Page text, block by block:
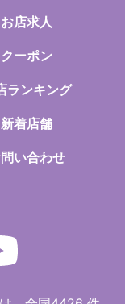
お店求人
クーポン
ランキング
新着店舗
い合わせ